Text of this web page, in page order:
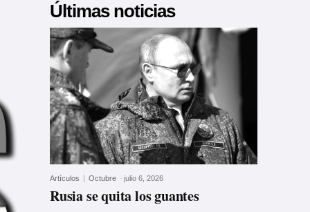
Últimas noticias
Artículos Octubre - julio 6, 2026
Rusia se quita los guantes